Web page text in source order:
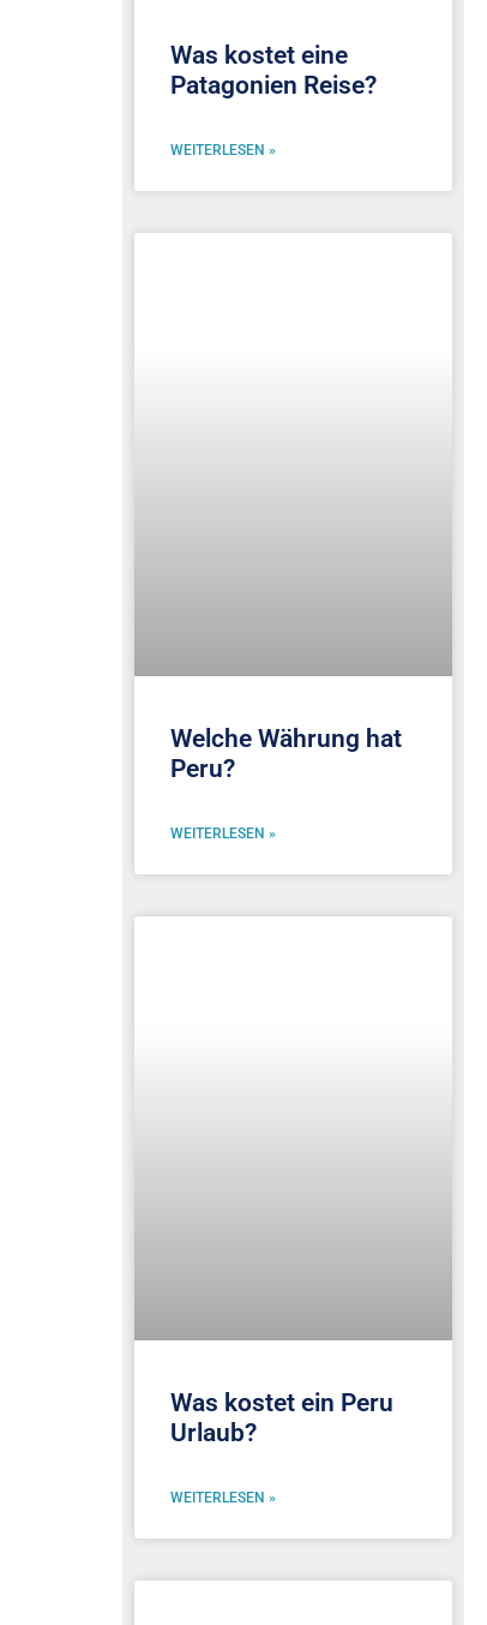
Was kostet eine
Patagonien Reise?
WEITERLESEN »
Welche Währung hat
Peru?
WEITERLESEN »
Was kostet ein Peru
Urlaub?
WEITERLESEN »